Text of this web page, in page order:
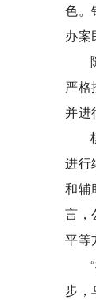
色。
办案
严格
并进
进行
和辅
言，
平等
步，